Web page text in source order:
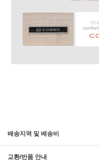
배송지역 및 배송비
교환/반품 안내